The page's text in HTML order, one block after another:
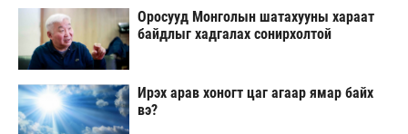
Оросууд Монголын шатахууны хараат
байдлыг хадгалах сонирхолтой
Ирэх арав хоногт цаг агаар ямар байх
вэ?